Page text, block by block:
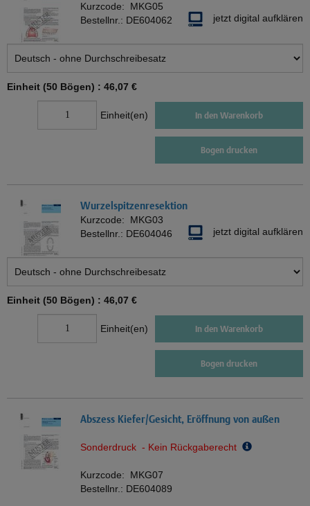
Kurzcode: MKG05
Bestellnr.: DE604062 jetzt digital aufklären
Einheit (50 Bögen) : 46,07 €
Einheit(en) In den Warenkorb
Bogen drucken
Wurzelspitzenresektion
Kurzcode: MKG03
Bestellnr.: DE604046 jetzt digital aufklären
Einheit (50 Bögen) : 46,07 €
Einheit(en) In den Warenkorb
Bogen drucken
Abszess Kiefer/Gesicht, Eröffnung von außen
Sonderdruck - Kein Rückgaberecht
Kurzcode: MKG07
Bestellnr.: DE604089